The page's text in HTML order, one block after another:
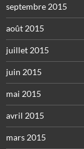
septembre 2015
août 2015
juillet 2015
juin 2015
mai 2015
avril 2015
mars 2015